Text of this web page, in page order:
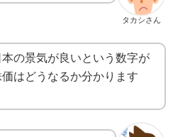
タカシさん
の景気が良いという数字が
はどうなるか分かります